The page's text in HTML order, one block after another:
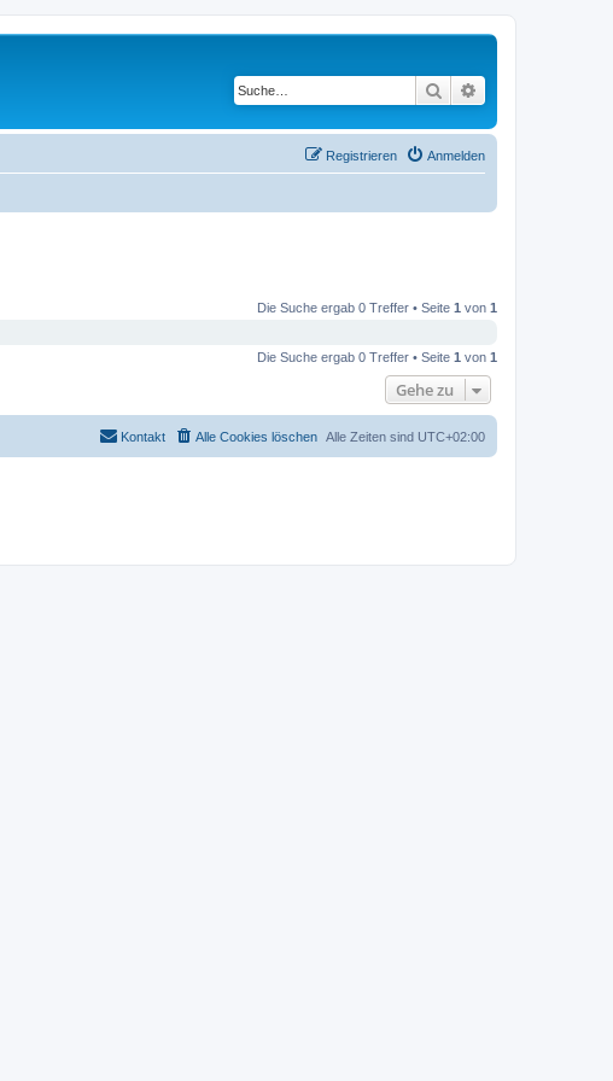
Suche
Anmelden
Registrieren
Die Suche ergab 0 Treffer • Seite 1 von 1
Die Suche ergab 0 Treffer • Seite 1 von 1
Gehe zu
Alle Zeiten sind UTC+02:00
Alle Cookies löschen
Kontakt